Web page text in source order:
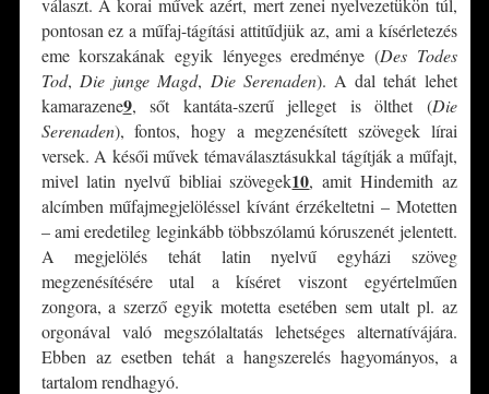
pontosan ez a műfaj-tágítási attitűdjük az, ami a kísérletezés
eme korszakának egyik lényeges eredménye (Des Todes
Tod, Die junge Magd, Die Serenaden). A dal tehát lehet
kamarazene9, sőt kantáta-szerű jelleget is ölthet (Die
Serenaden), fontos, hogy a megzenésített szövegek lírai
versek. A késői művek témaválasztásukkal tágítják a műfajt,
mivel latin nyelvű bibliai szövegek10, amit Hindemith az
alcímben műfajmegjelöléssel kívánt érzékeltetni – Motetten
– ami eredetileg leginkább többszólamú kóruszenét jelentett.
A megjelölés tehát latin nyelvű egyházi szöveg
megzenésítésére utal a kíséret viszont egyértelműen
zongora, a szerző egyik motetta esetében sem utalt pl. az
orgonával való megszólaltatás lehetséges alternatívájára.
Ebben az esetben tehát a hangszerelés hagyományos, a
tartalom rendhagyó.